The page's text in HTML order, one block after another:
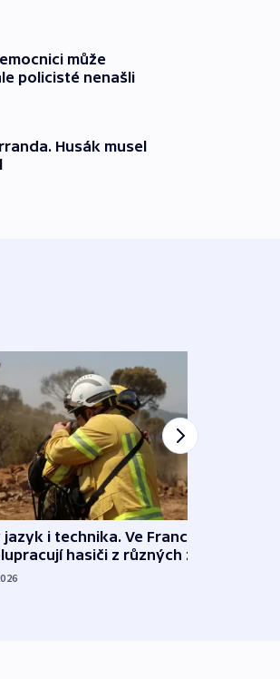
může
policisté nenašli
Husák musel
jazyk i technika. Ve Francii
hasiči z různých zemí